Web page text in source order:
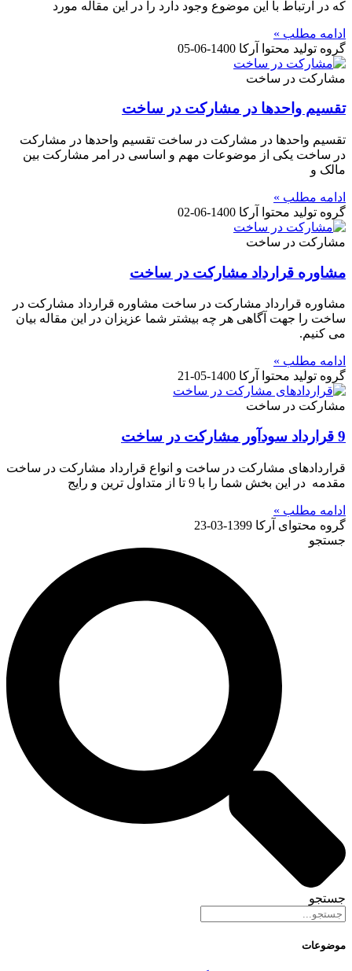
که در ارتباط با این موضوع وجود دارد را در این مقاله مورد
ادامه مطلب »
گروه تولید محتوا آرکا 1400-06-05
مشارکت در ساخت
تقسیم واحدها در مشارکت در ساخت
تقسیم واحدها در مشارکت در ساخت تقسیم واحدها در مشارکت
در ساخت یکی از موضوعات مهم و اساسی در امر مشارکت بین
مالک و
ادامه مطلب »
گروه تولید محتوا آرکا 1400-06-02
مشارکت در ساخت
مشاوره قرارداد مشارکت در ساخت
مشاوره قرارداد مشارکت در ساخت مشاوره قرارداد مشارکت در
ساخت را جهت آگاهی هر چه بیشتر شما عزیزان در این مقاله بیان
می کنیم.
ادامه مطلب »
گروه تولید محتوا آرکا 1400-05-21
مشارکت در ساخت
9 قرارداد سودآور مشارکت در ساخت
قراردادهای مشارکت در ساخت و انواع قرارداد مشارکت در ساخت
مقدمه در این بخش شما را با 9 تا از متداول ترین و رایج
ادامه مطلب »
گروه محتوای آرکا 1399-03-23
جستجو
جستجو
موضوعات